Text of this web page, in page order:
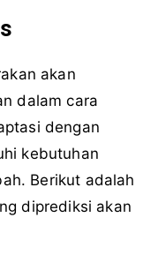
akan
dalam cara
dengan
kebutuhan
Berikut adalah
diprediksi akan